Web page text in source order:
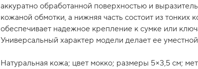
аккуратно обработанной поверхностью и
кожаной обмотки, а нижняя часть состоит из
обеспечивает надежное крепление к сумке или
Универсальный характер модели делает ее
Натуральная кожа; цвет мокко; размеры 5×3,5 см;